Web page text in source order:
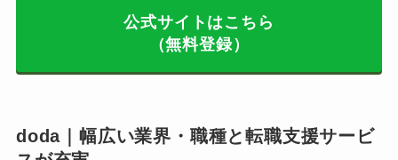
公式サイトはこちら
（無料登録）
doda｜幅広い業界・職種と転職支援サービ